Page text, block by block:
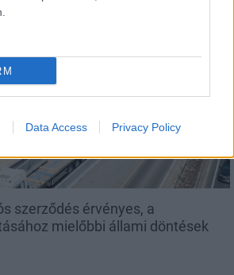
Data Access Privacy Policy
szerződés érvényes, a
mielőbbi állami döntések